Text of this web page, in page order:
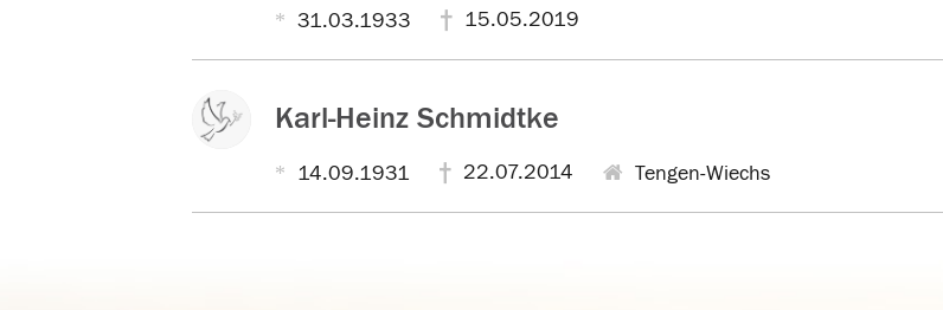
31.03.1933 15.05.2019
Karl-Heinz Schmidtke
14.09.1931 22.07.2014 Tengen-Wiechs